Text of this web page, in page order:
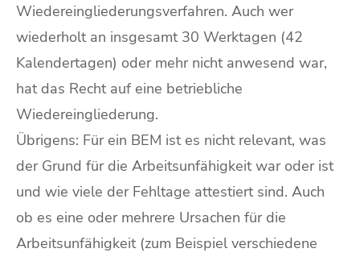
Wiedereingliederungsverfahren. Auch wer
wiederholt an insgesamt 30 Werktagen (42
Kalendertagen) oder mehr nicht anwesend war,
hat das Recht auf eine betriebliche
Wiedereingliederung.
Übrigens: Für ein BEM ist es nicht relevant, was
der Grund für die Arbeitsunfähigkeit war oder ist
und wie viele der Fehltage attestiert sind. Auch
ob es eine oder mehrere Ursachen für die
Arbeitsunfähigkeit (zum Beispiel verschiedene